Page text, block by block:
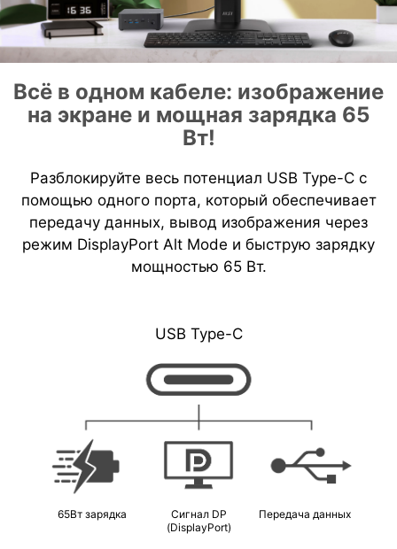
Всё в одном кабеле: изображение
на экране и мощная зарядка 65
Вт!
Разблокируйте весь потенциал USB Type-C с
помощью одного порта, который обеспечивает
передачу данных, вывод изображения через
режим DisplayPort Alt Mode и быструю зарядку
мощностью 65 Вт.
USB Type-C
65Вт зарядка
Сигнал DP
(DisplayPort)
Передача данных